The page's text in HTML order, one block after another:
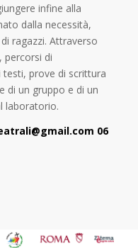
infine alla
dalla necessità,
ragazzi. Attraverso
percorsi di
prove di scrittura
di un gruppo e di un
laboratorio.
06